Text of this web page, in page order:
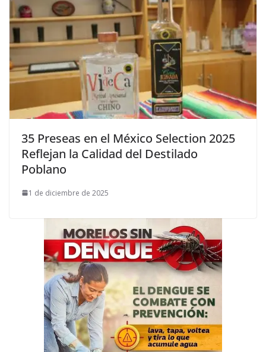
35 Preseas en el México Selection 2025
Reflejan la Calidad del Destilado
Poblano
1 de diciembre de 2025